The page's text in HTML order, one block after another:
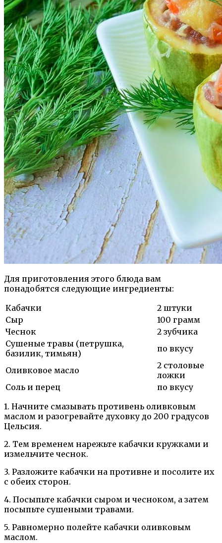
Для приготовления этого блюда вам
понадобятся следующие ингредиенты:
Кабачки
2 штуки
Сыр
100 грамм
Чеснок
2 зубчика
Сушеные травы (петрушка,
базилик, тимьян)
по вкусу
Оливковое масло
2 столовые
ложки
Соль и перец
по вкусу
1. Начните смазывать противень оливковым
маслом и разогревайте духовку до 200 градусов
Цельсия.
2. Тем временем нарежьте кабачки кружками и
измельчите чеснок.
3. Разложите кабачки на противне и посолите их
с обеих сторон.
4. Посыпьте кабачки сыром и чесноком, а затем
посыпьте сушеными травами.
5. Равномерно полейте кабачки оливковым
маслом.